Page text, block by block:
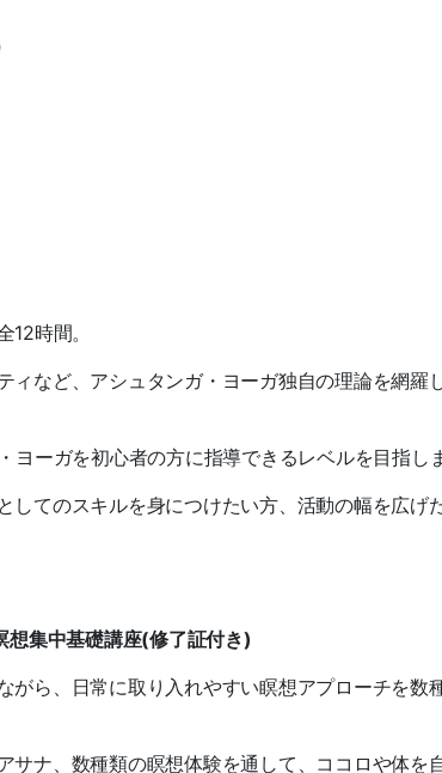
時間。
など、アシュタンガ・ヨーガ独自の理論を網羅
ヨーガを初心者の方に指導できるレベルを目指し
してのスキルを身につけたい方、活動の幅を広げ
想集中基礎講座(修了証付き)
ら、日常に取り入れやすい瞑想アプローチを数
ナ、数種類の瞑想体験を通して、ココロや体を